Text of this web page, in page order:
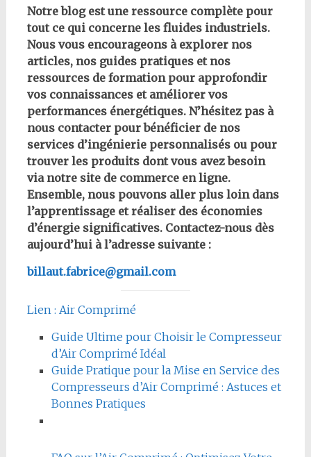
Notre blog est une ressource complète pour
tout ce qui concerne les fluides industriels.
Nous vous encourageons à explorer nos
articles, nos guides pratiques et nos
ressources de formation pour approfondir
vos connaissances et améliorer vos
performances énergétiques. N’hésitez pas à
nous contacter pour bénéficier de nos
services d’ingénierie personnalisés ou pour
trouver les produits dont vous avez besoin
via notre site de commerce en ligne.
Ensemble, nous pouvons aller plus loin dans
l’apprentissage et réaliser des économies
d’énergie significatives. Contactez-nous dès
aujourd’hui à l’adresse suivante :
billaut.fabrice@gmail.com
Lien : Air Comprimé
Guide Ultime pour Choisir le Compresseur
d’Air Comprimé Idéal
Guide Pratique pour la Mise en Service des
Compresseurs d’Air Comprimé : Astuces et
Bonnes Pratiques